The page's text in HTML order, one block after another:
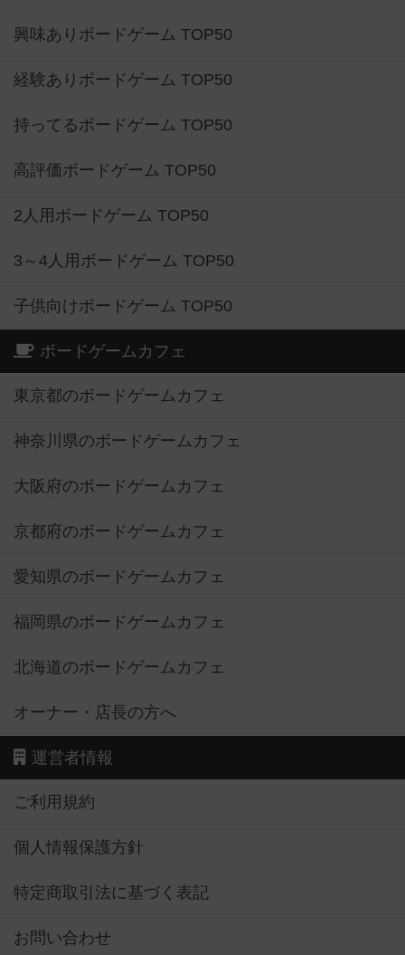
興味ありボードゲーム TOP50
経験ありボードゲーム TOP50
持ってるボードゲーム TOP50
高評価ボードゲーム TOP50
2人用ボードゲーム TOP50
3～4人用ボードゲーム TOP50
子供向けボードゲーム TOP50
ボードゲームカフェ
東京都のボードゲームカフェ
神奈川県のボードゲームカフェ
大阪府のボードゲームカフェ
京都府のボードゲームカフェ
愛知県のボードゲームカフェ
福岡県のボードゲームカフェ
北海道のボードゲームカフェ
オーナー・店長の方へ
運営者情報
ご利用規約
個人情報保護方針
特定商取引法に基づく表記
お問い合わせ